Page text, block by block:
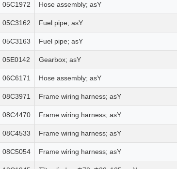
05C1972 Hose assembly; asY
05C3162 Fuel pipe; asY
05C3163 Fuel pipe; asY
05E0142 Gearbox; asY
06C6171 Hose assembly; asY
08C3971 Frame wiring harness; asY
08C4470 Frame wiring harness; asY
08C4533 Frame wiring harness; asY
08C5054 Frame wiring harness; asY